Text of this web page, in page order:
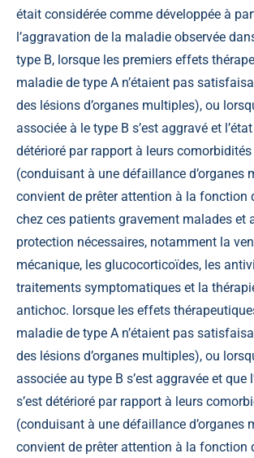
était considérée comme développée à
l’aggravation de la maladie observée
type B, lorsque les premiers effets
maladie de type A n’étaient pas
des lésions d’organes multiples), ou
associée à le type B s’est aggravé et
détérioré par rapport à leurs comorbidités
(conduisant à une défaillance d’organes
convient de prêter attention à la fonction
chez ces patients gravement malades et
protection nécessaires, notamment la
mécanique, les glucocorticoïdes, les
traitements symptomatiques et la
antichoc. lorsque les effets
maladie de type A n’étaient pas
des lésions d’organes multiples), ou
associée au type B s’est aggravée et que
s’est détérioré par rapport à leurs
(conduisant à une défaillance d’organes
convient de prêter attention à la fonction